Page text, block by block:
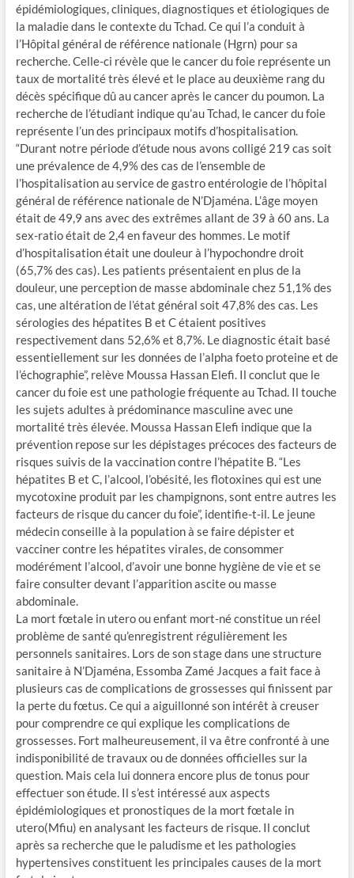
épidémiologiques, cliniques, diagnostiques et étiologiques de
la maladie dans le contexte du Tchad. Ce qui l’a conduit à
l’Hôpital général de référence nationale (Hgrn) pour sa
recherche. Celle-ci révèle que le cancer du foie représente un
taux de mortalité très élevé et le place au deuxième rang du
décès spécifique dû au cancer après le cancer du poumon. La
recherche de l’étudiant indique qu’au Tchad, le cancer du foie
représente l’un des principaux motifs d’hospitalisation.
“Durant notre période d’étude nous avons colligé 219 cas soit
une prévalence de 4,9% des cas de l’ensemble de
l’hospitalisation au service de gastro entérologie de l’hôpital
général de référence nationale de N’Djaména. L’âge moyen
était de 49,9 ans avec des extrêmes allant de 39 à 60 ans. La
sex-ratio était de 2,4 en faveur des hommes. Le motif
d’hospitalisation était une douleur à l’hypochondre droit
(65,7% des cas). Les patients présentaient en plus de la
douleur, une perception de masse abdominale chez 51,1% des
cas, une altération de l’état général soit 47,8% des cas. Les
sérologies des hépatites B et C étaient positives
respectivement dans 52,6% et 8,7%. Le diagnostic était basé
essentiellement sur les données de l’alpha foeto proteine et de
l’échographie”, relève Moussa Hassan Elefi. Il conclut que le
cancer du foie est une pathologie fréquente au Tchad. Il touche
les sujets adultes à prédominance masculine avec une
mortalité très élevée. Moussa Hassan Elefi indique que la
prévention repose sur les dépistages précoces des facteurs de
risques suivis de la vaccination contre l’hépatite B. “Les
hépatites B et C, l’alcool, l’obésité, les flotoxines qui est une
mycotoxine produit par les champignons, sont entre autres les
facteurs de risque du cancer du foie”, identifie-t-il. Le jeune
médecin conseille à la population à se faire dépister et
vacciner contre les hépatites virales, de consommer
modérément l’alcool, d’avoir une bonne hygiène de vie et se
faire consulter devant l’apparition ascite ou masse
abdominale.
La mort fœtale in utero ou enfant mort-né constitue un réel
problème de santé qu’enregistrent régulièrement les
personnels sanitaires. Lors de son stage dans une structure
sanitaire à N’Djaména, Essomba Zamé Jacques a fait face à
plusieurs cas de complications de grossesses qui finissent par
la perte du fœtus. Ce qui a aiguillonné son intérêt à creuser
pour comprendre ce qui explique les complications de
grossesses. Fort malheureusement, il va être confronté à une
indisponibilité de travaux ou de données officielles sur la
question. Mais cela lui donnera encore plus de tonus pour
effectuer son étude. Il s’est intéressé aux aspects
épidémiologiques et pronostiques de la mort fœtale in
utero(Mfiu) en analysant les facteurs de risque. Il conclut
après sa recherche que le paludisme et les pathologies
hypertensives constituent les principales causes de la mort